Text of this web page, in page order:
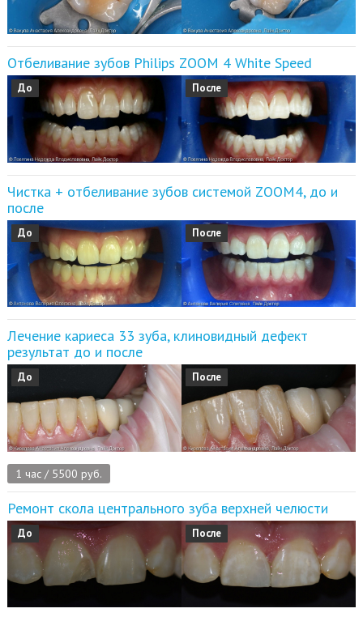
Отбеливание зубов Philips ZOOM 4 White Speed
До После
Чистка + отбеливание зубов системой ZOOM4, до и
после
До После
Лечение кариеса 33 зуба, клиновидный дефект
результат до и после
До После
1 час / 5500 руб.
Ремонт скола центрального зуба верхней челюсти
До После